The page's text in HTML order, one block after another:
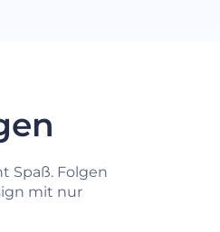
Spaß. Folgen
mit nur